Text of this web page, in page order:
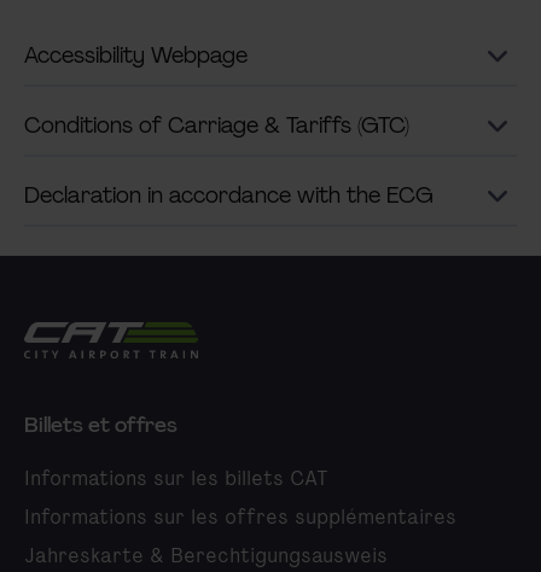
Accessibility Webpage
Conditions of Carriage & Tariffs (GTC)
Declaration in accordance with the ECG
City Airport Train
Billets et offres
Informations sur les billets CAT
Informations sur les offres supplémentaires
Jahreskarte & Berechtigungsausweis